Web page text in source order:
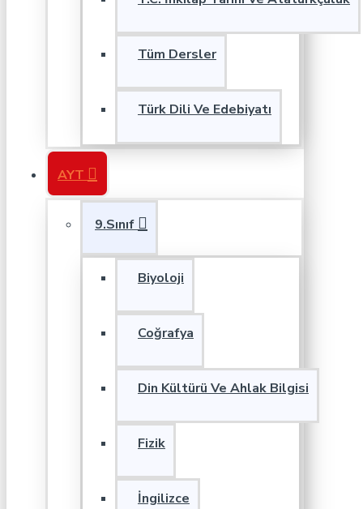
Tüm Dersler
Türk Dili Ve Edebiyatı
AYT
9.Sınıf
Biyoloji
Coğrafya
Din Kültürü Ve Ahlak Bilgisi
Fizik
İngilizce